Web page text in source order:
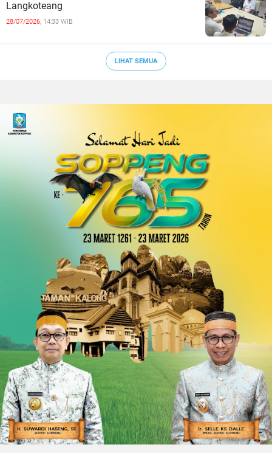
Langkoteang
28/07/2026, 14:33 WIB
LIHAT SEMUA